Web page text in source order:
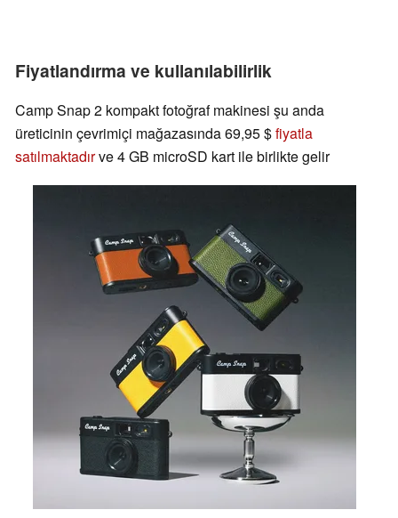
Fiyatlandırma ve kullanılabilirlik
Camp Snap 2 kompakt fotoğraf makinesi şu anda
üreticinin çevrimiçi mağazasında 69,95 $fiyatla
satılmaktadırve 4 GB microSD kart ile birlikte gelir